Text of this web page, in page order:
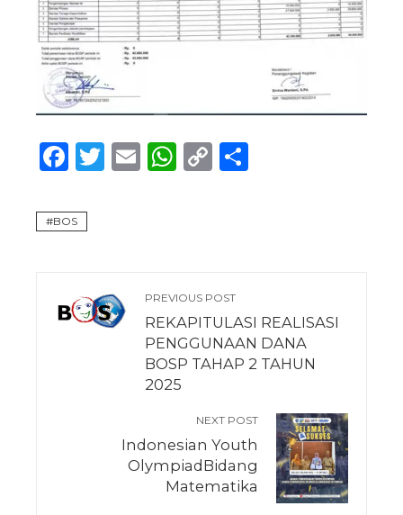
Facebook
Twitter
EmailWhatsApp
Copy
BOS
PREVIOUS POST
REKAPITULASI REALISASI
PENGGUNAAN DANA
BOSP TAHAP 2 TAHUN
2025
NEXT POST
Indonesian Youth
OlympiadBidang
Matematika